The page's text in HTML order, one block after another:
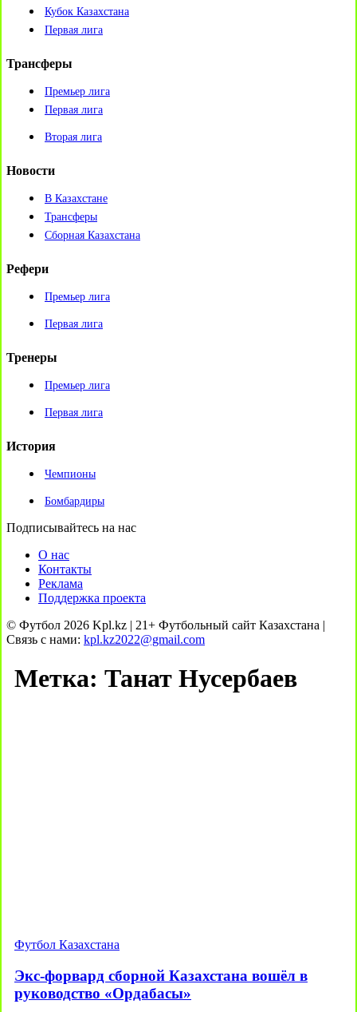
Кубок Казахстана
Первая лига
Трансферы
Премьер лига
Первая лига
Вторая лига
Новости
В Казахстане
Трансферы
Сборная Казахстана
Рефери
Премьер лига
Первая лига
Тренеры
Премьер лига
Первая лига
История
Чемпионы
Бомбардиры
Подписывайтесь на нас
О нас
Контакты
Реклама
Поддержка проекта
© Футбол 2026 Kpl.kz | 21+ Футбольный сайт Казахстана |
Связь с нами: kpl.kz2022@gmail.com
Метка: Танат Нусербаев
Футбол Казахстана
Экс-форвард сборной Казахстана вошёл в
руководство «Ордабасы»